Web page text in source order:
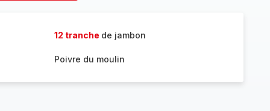
12 tranche de jambon
Poivre du moulin